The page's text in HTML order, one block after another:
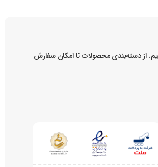
از دسته‌بندی محصولات تا امکان سفارش